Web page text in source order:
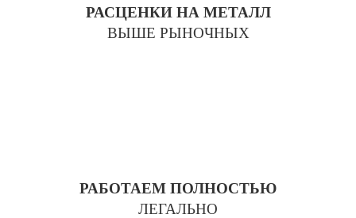
РАСЦЕНКИ НА МЕТАЛЛ
ВЫШЕ РЫНОЧНЫХ
РАБОТАЕМ ПОЛНОСТЬЮ
ЛЕГАЛЬНО